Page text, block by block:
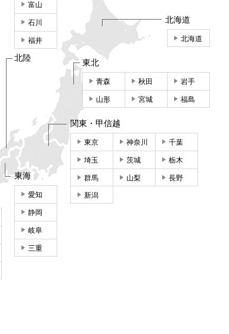
北海道
北海道
東北
青森 秋田 岩手
山形 宮城 福島
関東・甲信越
東京 神奈川 千葉
埼玉 茨城 栃木
群馬 山梨 長野
新潟
東海
愛知
静岡
岐阜
三重
富山
石川
福井
北陸